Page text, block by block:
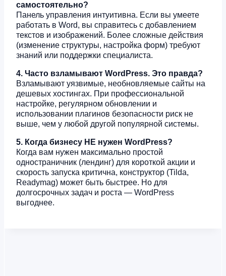
самостоятельно?
Панель управления интуитивна. Если вы умеете
работать в Word, вы справитесь с добавлением
текстов и изображений. Более сложные действия
(изменение структуры, настройка форм) требуют
знаний или поддержки специалиста.
4. Часто взламывают WordPress. Это правда?
Взламывают уязвимые, необновляемые сайты на
дешевых хостингах. При профессиональной
настройке, регулярном обновлении и
использовании плагинов безопасности риск не
выше, чем у любой другой популярной системы.
5. Когда бизнесу НЕ нужен WordPress?
Когда вам нужен максимально простой
одностраничник (лендинг) для короткой акции и
скорость запуска критична, конструктор (Tilda,
Readymag) может быть быстрее. Но для
долгосрочных задач и роста — WordPress
выгоднее.